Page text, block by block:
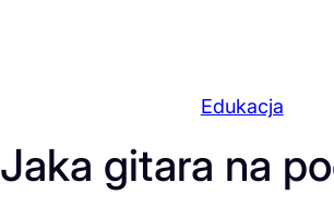
Edukacja
Jaka gitara na